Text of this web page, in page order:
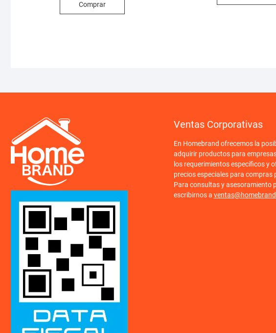
Comprar
Ventas Corporativas
En Homebrand ofrecemos la
adquirir productos para
los requerimientos específicos y
precios especiales para compras
Para consultas y asesoramiento
escribirnos a